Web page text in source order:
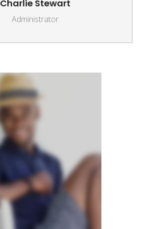
Charlie Stewart
Administrator